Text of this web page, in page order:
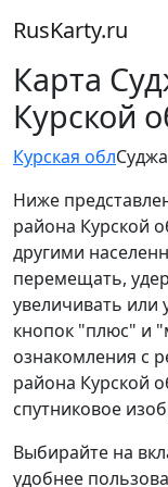
RusKarty.ru
Карта
Курской
Курская обл
Ниже
района Курской
другими
перемещать,
увеличивать
кнопок "плюс" и
ознакомления с
района Курской
спутниковое
Выбирайте на
удобнее